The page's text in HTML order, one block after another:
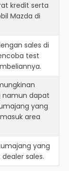
kredit serta
Mazda di
sales di
test
namun dapat
yang
area
yang
sales.